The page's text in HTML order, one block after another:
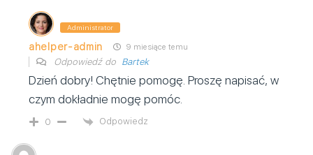
Administrator
ahelper-admin 9 miesiące temu
Odpowiedź do Bartek
Dzień dobry! Chętnie pomogę. Proszę napisać, w
czym dokładnie mogę pomóc.
0 Odpowiedz